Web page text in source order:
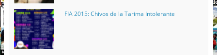
FIA 2015: Chivos de la Tarima Intolerante